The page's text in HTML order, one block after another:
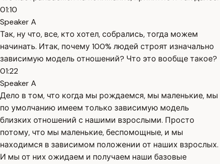
01:10
Speaker A
Так, ну что, все, кто хотел, собрались, тогда можем
начинать. Итак, почему 100% людей строят изначально
зависимую модель отношений? Что это вообще такое?
01:22
Speaker A
Дело в том, что когда мы рождаемся, мы маленькие, мы
по умолчанию имеем только зависимую модель
близких отношений с нашими взрослыми. Просто
потому, что мы маленькие, беспомощные, и мы
находимся в зависимом положении от наших взрослых.
И мы от них ожидаем и получаем наши базовые